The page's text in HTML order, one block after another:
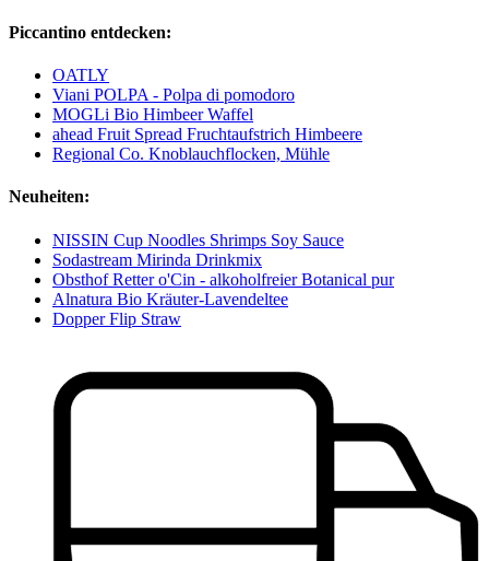
Piccantino entdecken:
OATLY
Viani POLPA - Polpa di pomodoro
MOGLi Bio Himbeer Waffel
ahead Fruit Spread Fruchtaufstrich Himbeere
Regional Co. Knoblauchflocken, Mühle
Neuheiten:
NISSIN Cup Noodles Shrimps Soy Sauce
Sodastream Mirinda Drinkmix
Obsthof Retter o'Cin - alkoholfreier Botanical pur
Alnatura Bio Kräuter-Lavendeltee
Dopper Flip Straw